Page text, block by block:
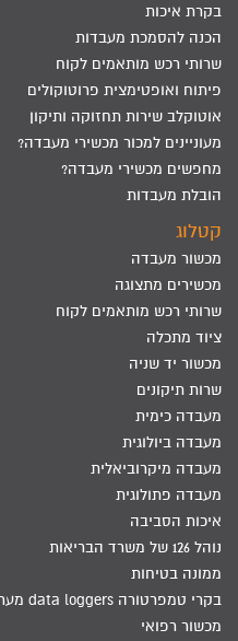
בקרת איכות
הכנה להסמכת מעבדות
שרותי רכש מותאמים לקוח
פיתוח ואופטימצית פרוטוקולים
אוטוקלב שירות תחזוקה ותיקון
מעוניינים למכור מכשירי מעבדה?
מחפשים מכשירי מעבדה?
הובלת מעבדות
קטלוג
מכשור מעבדה
מכשירים מתצוגה
שרותי רכש מותאמים לקוח
ציוד מתכלה
מכשור יד שניה
שרות תיקונים
מעבדה כימית
מעבדה ביולוגית
מעבדה מיקרוביאלית
מעבדה פתולוגית
איכות הסביבה
נוהל 126 של משרד הבריאות
ממונה בטיחות
בקרי טמפרטורה data loggers מערכת התראה
מכשור רפואי